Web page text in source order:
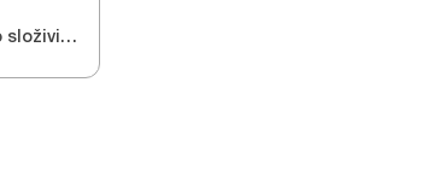
Jednostruko složivi ručnici za ruke